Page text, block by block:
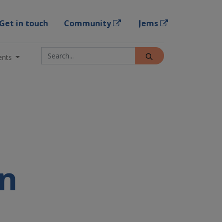
Get in touch Community Jems